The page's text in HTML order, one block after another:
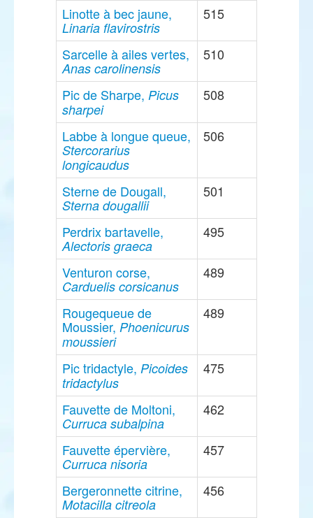
Linotte à bec jaune,
Linaria flavirostris
515
Sarcelle à ailes vertes,
Anas carolinensis
510
Pic de Sharpe, Picus
sharpei
508
Labbe à longue queue,
Stercorarius
longicaudus
506
Sterne de Dougall,
Sterna dougallii
501
Perdrix bartavelle,
Alectoris graeca
495
Venturon corse,
Carduelis corsicanus
489
Rougequeue de
Moussier, Phoenicurus
moussieri
489
Pic tridactyle, Picoides
tridactylus
475
Fauvette de Moltoni,
Curruca subalpina
462
Fauvette épervière,
Curruca nisoria
457
Bergeronnette citrine,
Motacilla citreola
456